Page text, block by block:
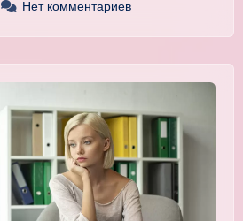
Нет комментариев